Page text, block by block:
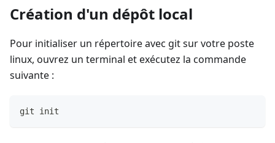
Création d'un dépôt local
Pour initialiser un répertoire avec git sur votre poste
linux, ouvrez un terminal et exécutez la commande
suivante :
git init